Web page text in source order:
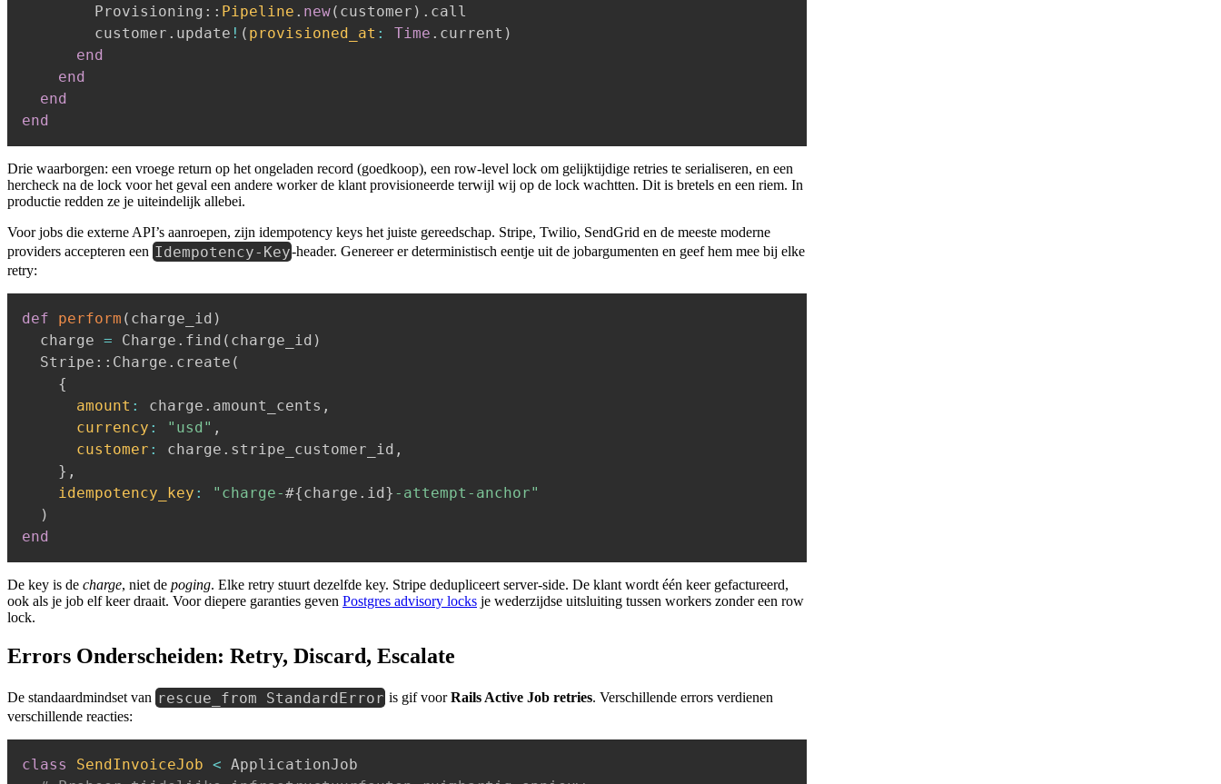
        Provisioning
:: Pipeline . new( customer ) . call
        customer
. update ! ( provisioned_at : Time . current )
end
end
end
end
Drie waarborgen: een vroege return op het ongeladen record (goedkoop), een row-level lock om gelijktijdige retries te serialiseren, en een
hercheck na de lock voor het geval een andere worker de klant provisioneerde terwijl wij op de lock wachtten. Dit is bretels en een riem. In
productie redden ze je uiteindelijk allebei.
Voor jobs die externe API’s aanroepen, zijn idempotency keys het juiste gereedschap. Stripe, Twilio, SendGrid en de meeste moderne
providers accepteren een Idempotency-Key-header. Genereer er deterministisch eentje uit de jobargumenten en geef hem mee bij elke
retry:
def perform ( charge_id )
  charge
= Charge . find ( charge_id )
  Stripe
:: Charge . create (
{
amount : charge . amount_cents ,
currency : "usd" ,
customer : charge . stripe_customer_id ,
} ,
idempotency_key : "charge-#{charge . id } -attempt-anchor"
)
end
De key is de charge, niet de poging. Elke retry stuurt dezelfde key. Stripe dedupliceert server-side. De klant wordt één keer gefactureerd,
ook als je job elf keer draait. Voor diepere garanties geven Postgres advisory locks je wederzijdse uitsluiting tussen workers zonder een row
lock.
Errors Onderscheiden: Retry, Discard, Escalate
De standaardmindset van rescue_from StandardError is gif voorRails Active Job retries. Verschillende errors verdienen
verschillende reacties:
class SendInvoiceJob < ApplicationJob